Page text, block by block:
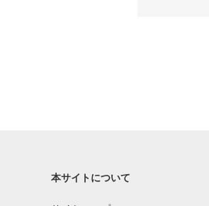
本サイトについて